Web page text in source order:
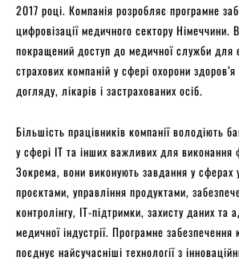
2017 році. Компанія розробляє програмне
цифровізації медичного сектору Німеччини.
покращений доступ до медичної служби для
страхових компаній у сфері охорони
догляду, лікарів і застрахованих осіб.
Більшість працівників компанії володіють
у сфері ІТ та інших важливих для виконання
Зокрема, вони виконують завдання у сферах
проєктами, управління продуктами,
контролінгу, ІТ-підтримки, захисту даних та
медичної індустрії. Програмне забезпечення
поєднує найсучасніші технології з